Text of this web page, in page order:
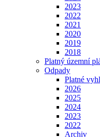
2023
2022
2021
2020
2019
2018
Platný územní
Odpady
Platné
2026
2025
2024
2023
2022
Archiv